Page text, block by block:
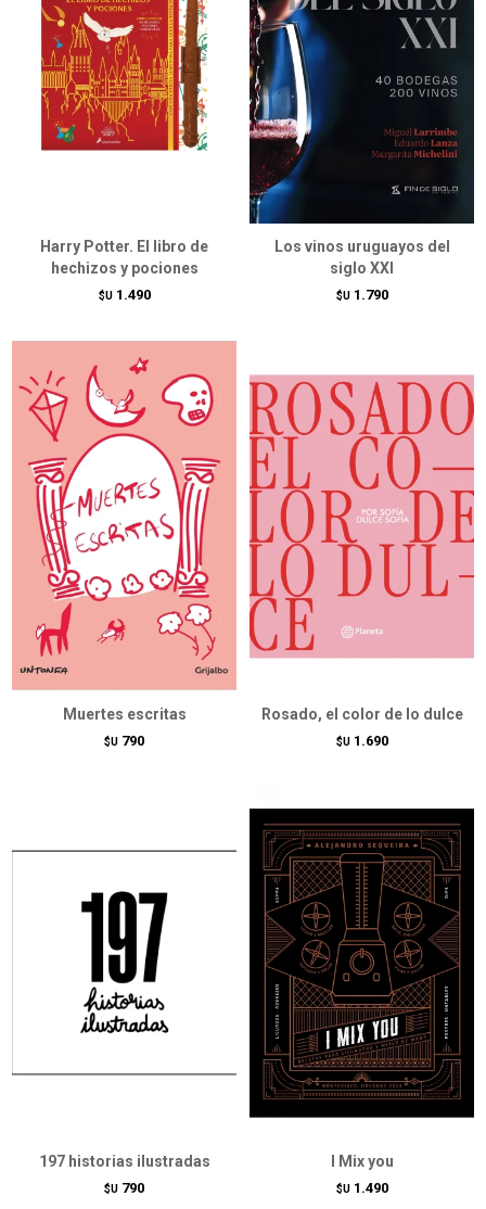
Harry Potter. El libro de
hechizos y pociones
$U 1.490
Los vinos uruguayos del
siglo XXI
$U 1.790
Muertes escritas
$U 790
Rosado, el color de lo dulce
$U 1.690
197 historias ilustradas
$U 790
I Mix you
$U 1.490